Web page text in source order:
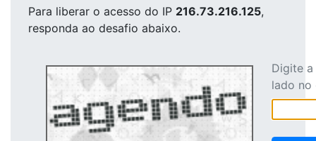
Para liberar o acesso do IP 216.73.216.125,
responda ao desafio abaixo.
Digite
lado no